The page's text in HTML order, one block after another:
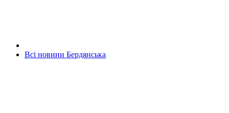
Всі новини Бердянська